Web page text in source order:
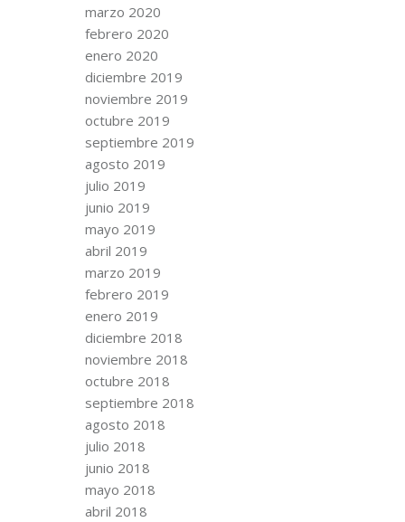
marzo 2020
febrero 2020
enero 2020
diciembre 2019
noviembre 2019
octubre 2019
septiembre 2019
agosto 2019
julio 2019
junio 2019
mayo 2019
abril 2019
marzo 2019
febrero 2019
enero 2019
diciembre 2018
noviembre 2018
octubre 2018
septiembre 2018
agosto 2018
julio 2018
junio 2018
mayo 2018
abril 2018